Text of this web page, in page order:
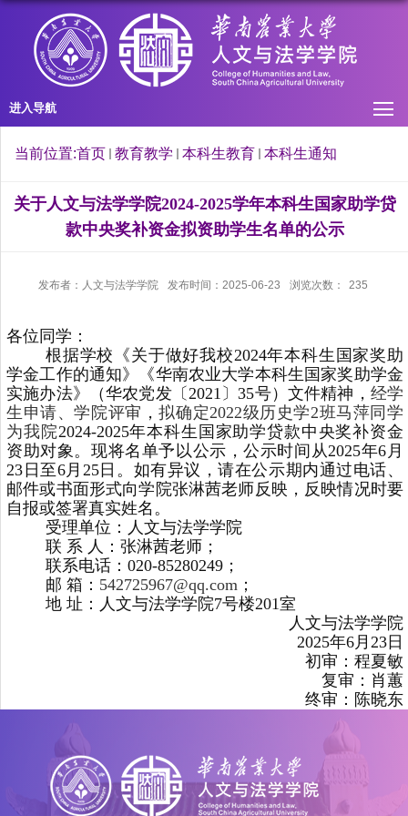
进入导航
当前位置:首页 教育教学 本科生教育 本科生通知
关于人文与法学学院2024-2025学年本科生国家助学贷
款中央奖补资金拟资助学生名单的公示
发布者：人文与法学学院 发布时间：2025-06-23 浏览次数： 235
各位同学：
根据学校《关于做好我校2024年本科生国家奖助
学金工作的通知》《华南农业大学本科生国家奖助学金
实施办法》（华农党发〔2021〕35号）文件精神， 经学
生申请、学院评审 ，拟确定2022级历史学2班马萍同学
为我院2024-2025年本科生国家助学贷款中央奖补资金
资助对象。现将名单予以公示，公示时间从2025年6月
23日至6月25日。如有异议，请在公示期内通过电话、
邮件或书面形式向学院张淋茜老师反映，反映情况时要
自报或签署真实姓名。
受理单位：人文与法学学院
联 系 人：张淋茜老师；
联系电话：020-85280249；
邮 箱： 542725967@qq.com ；
地 址：人文与法学学院7号楼201室
人文与法学学院
2025年6月23日
初审：程夏敏
复审：肖蕙
终审：陈晓东